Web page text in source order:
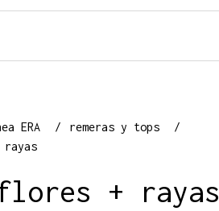
ERA
remeras y tops
rayas
flores + rayas